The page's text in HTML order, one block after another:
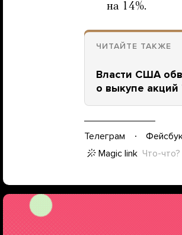
на 14%.
ЧИТАЙТЕ ТАКЖЕ
Власти США
о выкупе акций
Телеграм
Magic link Что-что?